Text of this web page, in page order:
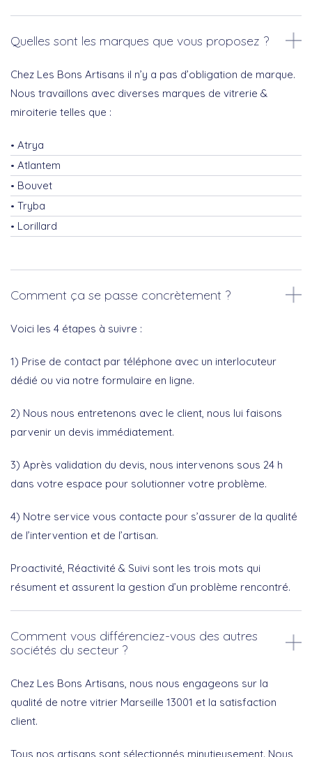
Quelles sont les marques que vous proposez ?
Chez Les Bons Artisans il n’y a pas d’obligation de marque.
Nous travaillons avec diverses marques de vitrerie &
miroiterie telles que :
Atrya
Atlantem
Bouvet
Tryba
Lorillard
Comment ça se passe concrètement ?
Voici les 4 étapes à suivre :
1) Prise de contact par téléphone avec un interlocuteur
dédié ou via notre formulaire en ligne.
2) Nous nous entretenons avec le client, nous lui faisons
parvenir un devis immédiatement.
3) Après validation du devis, nous intervenons sous 24 h
dans votre espace pour solutionner votre problème.
4) Notre service vous contacte pour s’assurer de la qualité
de l’intervention et de l’artisan.
Proactivité, Réactivité & Suivi sont les trois mots qui
résument et assurent la gestion d’un problème rencontré.
Comment vous différenciez-vous des autres
sociétés du secteur ?
Chez Les Bons Artisans, nous nous engageons sur la
qualité de notre vitrier Marseille 13001 et la satisfaction
client.
Tous nos artisans sont sélectionnés minutieusement. Nous